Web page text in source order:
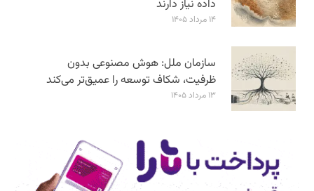
داده نیاز دارند
۱۴ مرداد ۱۴۰۵
سازمان ملل: هوش مصنوعی بدون
ظرفیت، شکاف توسعه را عمیق‌تر می‌کند
۱۳ مرداد ۱۴۰۵